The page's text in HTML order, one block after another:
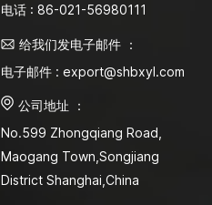
电话 : 86-021-56980111
给我们发电子邮件 ：
电子邮件 : export@shbxyl.com
公司地址 ：
No.599 Zhongqiang Road,
Maogang Town,Songjiang
District Shanghai,China